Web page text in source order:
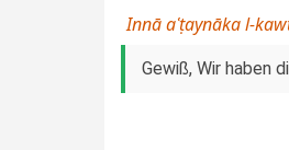
Innā aʿṭaynāka l-
Gewiß, Wir haben